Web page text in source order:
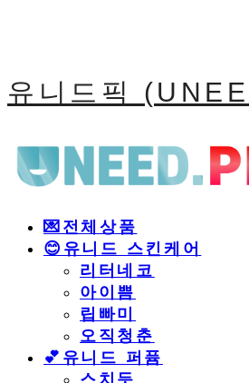
유니드픽
💌전체상품
😊유니드 스킨케어
리터네코
아이쁨
립빠미
오직청춘
💕유니드 퍼퓸
스치듯